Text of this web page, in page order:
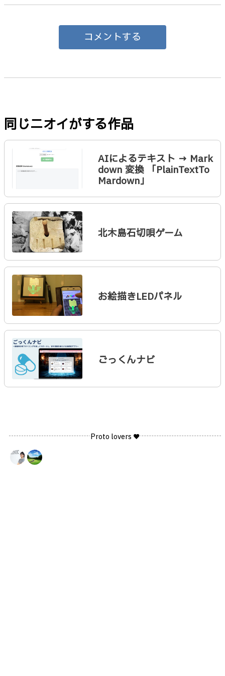
コメントする
同じニオイがする作品
AIによるテキスト → Mark
down 変換 「PlainTextTo
Mardown」
北木島石切唄ゲーム
お絵描きLEDパネル
ごっくんナビ
Proto lovers ♥